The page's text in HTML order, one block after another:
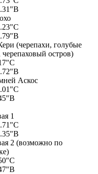
(черепахи, голубые
остров)
Аскос
1
2 (возможно по